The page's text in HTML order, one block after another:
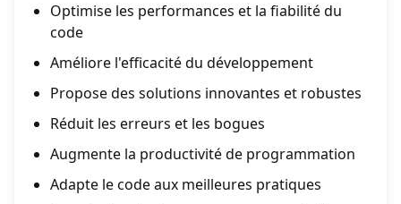
Optimise les performances et la fiabilité du
code
Améliore l'efficacité du développement
Propose des solutions innovantes et robustes
Réduit les erreurs et les bogues
Augmente la productivité de programmation
Adapte le code aux meilleures pratiques